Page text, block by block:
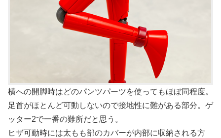
横への開脚時はどのパンツパーツを使ってもほぼ同程度。
足首がほとんど可動しないので接地性に難がある部分。ゲ
ッター2で一番の難所だと思う。
ヒザ可動時には太もも部のカバーが内部に収納される方